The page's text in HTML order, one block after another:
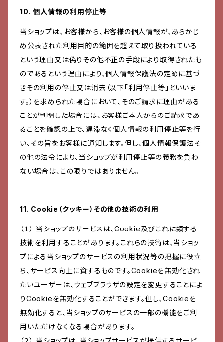
10. 個人情報の利用停止等
当ショップは、お客様から、お客様の個人情報が、あらかじ
め公表された利用目的の範囲を超えて取り扱われている
という理由又は偽りその他不正の手段により取得されたも
のであるという理由により、個人情報保護法の定めに基づ
きその利用の停止又は消去（以下「利用停止等」といいま
す。）を求められた場合において、そのご請求に理由がある
ことが判明した場合には、お客様ご本人からのご請求であ
ることを確認の上で、遅滞なく個人情報の利用停止等を行
い、その旨をお客様に通知します。但し、個人情報保護法そ
の他の法令により、当ショップが利用停止等の義務を負わ
ない場合は、この限りではありません。
11. Cookie（クッキー）その他の技術の利用
（１） 当ショップのサービスは、Cookie及びこれに類する
技術を利用することがあります。これらの技術は、当ショッ
プによる当ショップのサービスの利用状況等の把握に役立
ち、サービス向上に資するものです。Cookieを無効化され
たいユーザーは、ウェブブラウザの設定を変更することによ
りCookieを無効化することができます。但し、Cookieを
無効化すると、当ショップのサービスの一部の機能をご利
用いただけなくなる場合があります。